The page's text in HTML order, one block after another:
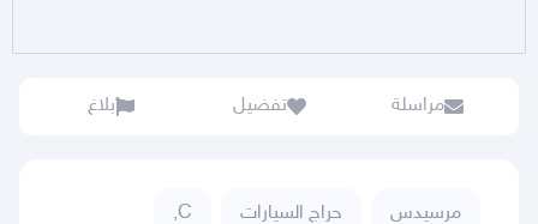
مراسلة تفضيل بلاغ
مرسيدس حراج السيارات C,